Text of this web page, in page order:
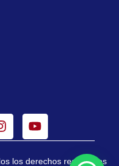
los derechos reservados